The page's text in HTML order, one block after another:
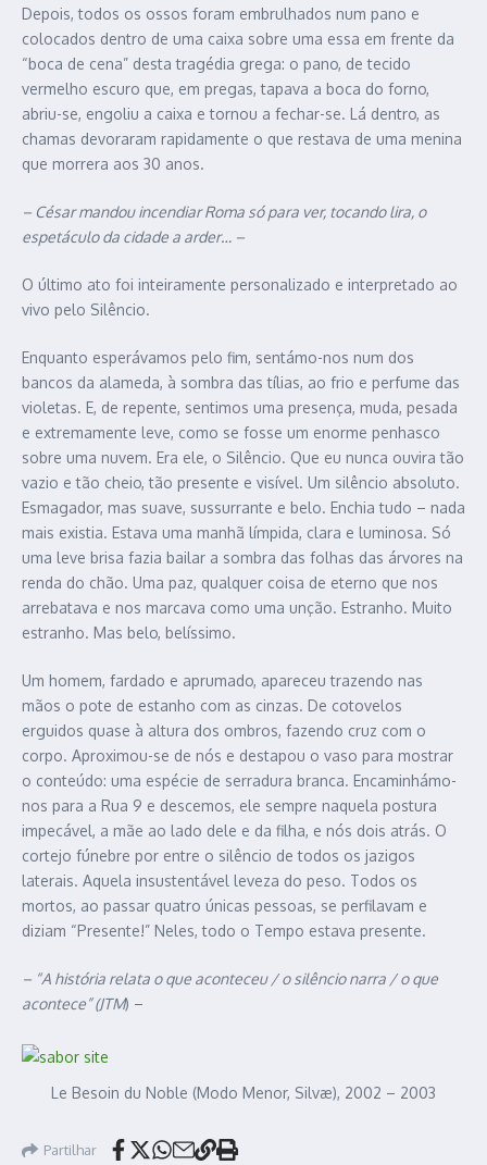
Depois, todos os ossos foram embrulhados num pano e
colocados dentro de uma caixa sobre uma essa em frente da
“boca de cena” desta tragédia grega: o pano, de tecido
vermelho escuro que, em pregas, tapava a boca do forno,
abriu-se, engoliu a caixa e tornou a fechar-se. Lá dentro, as
chamas devoraram rapidamente o que restava de uma menina
que morrera aos 30 anos.
– César mandou incendiar Roma só para ver, tocando lira, o
espetáculo da cidade a arder… –
O último ato foi inteiramente personalizado e interpretado ao
vivo pelo Silêncio.
Enquanto esperávamos pelo fim, sentámo-nos num dos
bancos da alameda, à sombra das tílias, ao frio e perfume das
violetas. E, de repente, sentimos uma presença, muda, pesada
e extremamente leve, como se fosse um enorme penhasco
sobre uma nuvem. Era ele, o Silêncio. Que eu nunca ouvira tão
vazio e tão cheio, tão presente e visível. Um silêncio absoluto.
Esmagador, mas suave, sussurrante e belo. Enchia tudo – nada
mais existia. Estava uma manhã límpida, clara e luminosa. Só
uma leve brisa fazia bailar a sombra das folhas das árvores na
renda do chão. Uma paz, qualquer coisa de eterno que nos
arrebatava e nos marcava como uma unção. Estranho. Muito
estranho. Mas belo, belíssimo.
Um homem, fardado e aprumado, apareceu trazendo nas
mãos o pote de estanho com as cinzas. De cotovelos
erguidos quase à altura dos ombros, fazendo cruz com o
corpo. Aproximou-se de nós e destapou o vaso para mostrar
o conteúdo: uma espécie de serradura branca. Encaminhámo-
nos para a Rua 9 e descemos, ele sempre naquela postura
impecável, a mãe ao lado dele e da filha, e nós dois atrás. O
cortejo fúnebre por entre o silêncio de todos os jazigos
laterais. Aquela insustentável leveza do peso. Todos os
mortos, ao passar quatro únicas pessoas, se perfilavam e
diziam “Presente!” Neles, todo o Tempo estava presente.
– “A história relata o que aconteceu / o silêncio narra / o que
acontece” (JTM) –
Le Besoin du Noble (Modo Menor, Silvæ), 2002 – 2003
Partilhar